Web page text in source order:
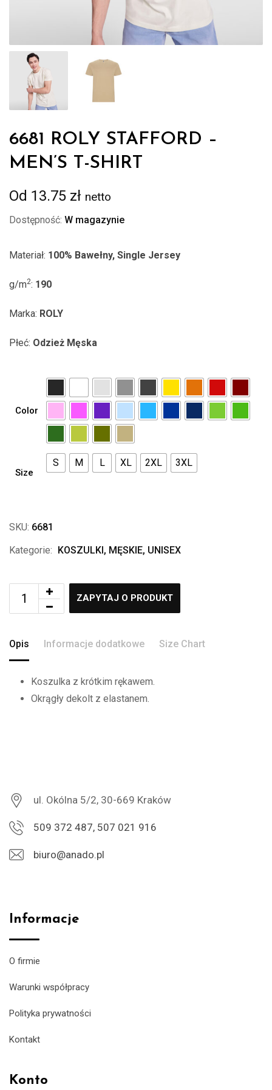
6681 ROLY STAFFORD –
MEN’S T-SHIRT
Od 13.75 zł netto
Dostępność: W magazynie
Materiał: 100% Bawełny, Single Jersey
g/m2: 190
Marka: ROLY
Płeć: Odzież Męska
Color
Size
S M L XL 2XL 3XL
SKU: 6681
Kategorie: KOSZULKI, MĘSKIE, UNISEX
ZAPYTAJ O PRODUKT
Opis Informacje dodatkowe Size Chart
Koszulka z krótkim rękawem.
Okrągły dekolt z elastanem.
ul. Okólna 5/2, 30-669 Kraków
509 372 487, 507 021 916
biuro@anado.pl
Informacje
O firmie
Warunki współpracy
Polityka prywatności
Kontakt
Konto